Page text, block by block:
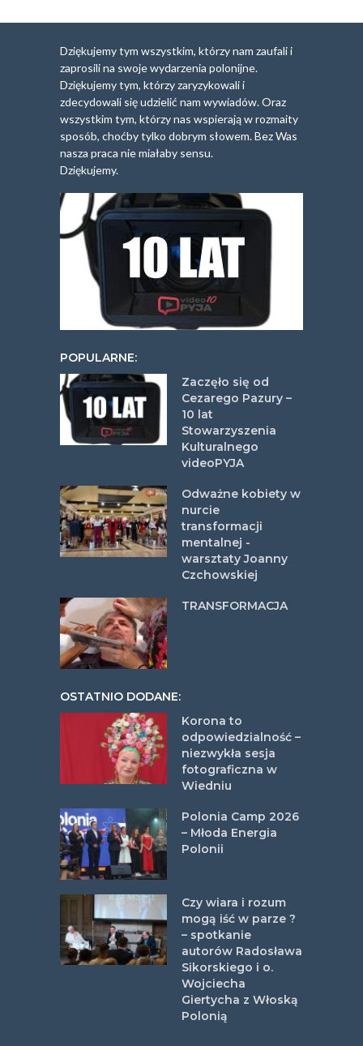
Dziękujemy tym wszystkim, którzy nam zaufali i
zaprosili na swoje wydarzenia polonijne.
Dziękujemy tym, którzy zaryzykowali i
zdecydowali się udzielić nam wywiadów. Oraz
wszystkim tym, którzy nas wspierają w rozmaity
sposób, choćby tylko dobrym słowem. Bez Was
nasza praca nie miałaby sensu.
Dziękujemy.
POPULARNE:
Zaczęło się od
Cezarego Pazury –
10 lat
Stowarzyszenia
Kulturalnego
videoPYJA
Odważne kobiety w
nurcie
transformacji
mentalnej -
warsztaty Joanny
Czchowskiej
TRANSFORMACJA
OSTATNIO DODANE:
Korona to
odpowiedzialność –
niezwykła sesja
fotograficzna w
Wiedniu
Polonia Camp 2026
– Młoda Energia
Polonii
Czy wiara i rozum
mogą iść w parze ?
– spotkanie
autorów Radosława
Sikorskiego i o.
Wojciecha
Giertycha z Włoską
Polonią